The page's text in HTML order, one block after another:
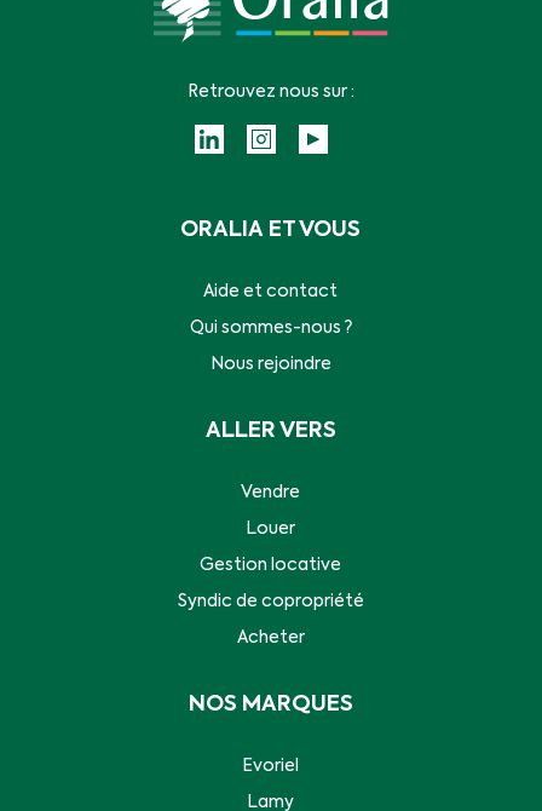
ORALIA ET VOUS
Aide et contact
Qui sommes-nous ?
Nous rejoindre
ALLER VERS
Vendre
Louer
Gestion locative
Syndic de copropriété
Acheter
NOS MARQUES
Evoriel
Lamy
Retrouvez nous sur :